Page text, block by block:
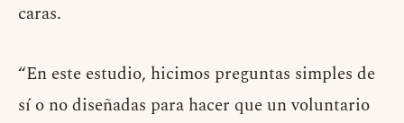
caras.
“En este estudio, hicimos preguntas simples de
sí o no diseñadas para hacer que un voluntario